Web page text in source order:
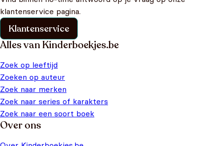
klantenservice pagina.
Klantenservice
Alles van Kinderboekjes.be
Zoek op leeftijd
Zoeken op auteur
Zoek naar merken
Zoek naar series of karakters
Zoek naar een soort boek
Over ons